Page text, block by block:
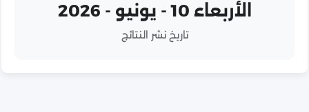
الأربعاء 10 - يونيو - 2026
تاريخ نشر النتائج